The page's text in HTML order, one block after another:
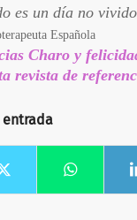
es un día no
Española
Charo y
revista de